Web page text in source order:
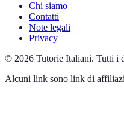
Chi siamo
Contatti
Note legali
Privacy
© 2026 Tutorie Italiani. Tutti i
Alcuni link sono link di